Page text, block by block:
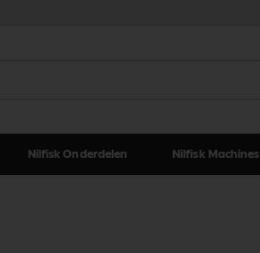
Nilfisk Onderdelen Nilfisk Machines